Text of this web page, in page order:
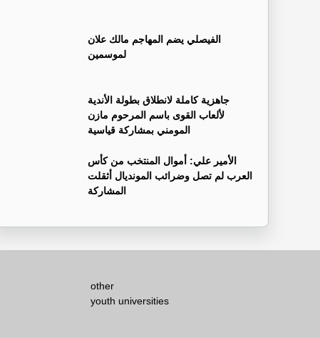
الفيصلي يضم المهاجم مالك علان
لموسمين
جاهزية كاملة لانطلاق بطولة الأندية
لألعاب القوى باسم المرحوم مازن
المومني بمشاركة قياسية
الأمير علي: أموال المنتخب من كأس
العرب لم تصل وضرائب المونديال أثقلت
المشاركة
other
youth universities